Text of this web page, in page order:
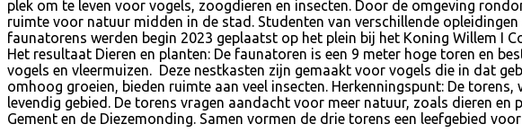
plek om te leven voor vogels, zoogdieren en insecten. Door de omgeving
ruimte voor natuur midden in de stad. Studenten van verschillende
faunatorens werden begin 2023 geplaatst op het plein bij het Koning Willem I
Het resultaat Dieren en planten: De faunatoren is een 9 meter hoge toren en
vogels en vleermuizen. Deze nestkasten zijn gemaakt voor vogels die in dat
omhoog groeien, bieden ruimte aan veel insecten. Herkenningspunt: De
levendig gebied. De torens vragen aandacht voor meer natuur, zoals dieren
Gement en de Diezemonding. Samen vormen de drie torens een leefgebied